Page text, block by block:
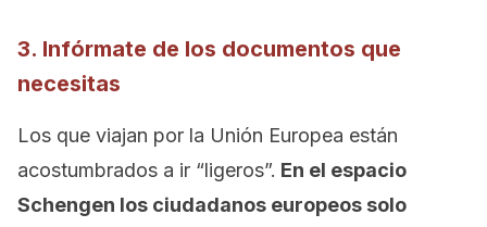
3. Infórmate de los documentos que
necesitas
Los que viajan por la Unión Europea están
acostumbrados a ir “ligeros”. En el espacio
Schengen los ciudadanos europeos solo